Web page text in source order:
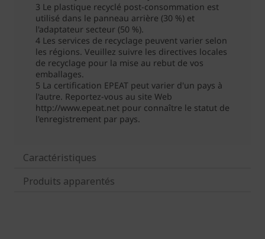
Caractéristiques
Produits apparentés